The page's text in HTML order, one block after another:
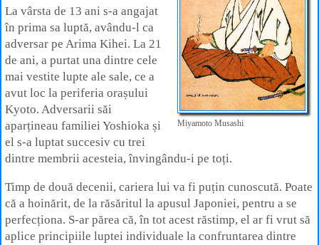
Miyamoto Musashi
La vârsta de 13 ani s-a angajat
în prima sa luptă, avându‑l ca
adversar pe Arima Kihei. La 21
de ani, a purtat una dintre cele
mai vestite lupte ale sale, ce a
avut loc la periferia orașului
Kyoto. Adversarii săi
aparțineau familiei Yoshioka și
el s-a luptat succesiv cu trei
dintre membrii acesteia, învingându‑i pe toți.
Timp de două decenii, cariera lui va fi puțin cunoscută. Poate
că a hoinărit, de la răsăritul la apusul Japoniei, pentru a se
perfecționa. S-ar părea că, în tot acest răstimp, el ar fi vrut să
aplice principiile luptei individuale la confruntarea dintre